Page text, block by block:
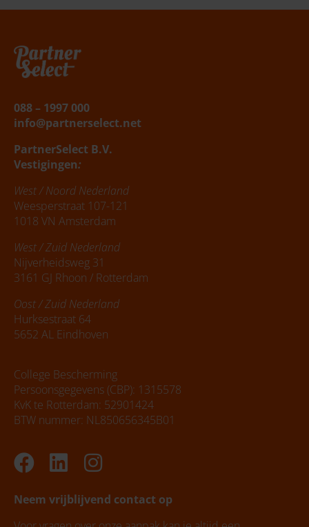
088 – 1997 000
info@partnerselect.net
PartnerSelect B.V.
Vestigingen:
West / Noord Nederland
Weesperstraat 107-121
1018 VN Amsterdam
West / Zuid Nederland
Nijverheidsweg 31
3161 GJ Rhoon / Rotterdam
Oost / Zuid Nederland
Hurksestraat 64
5652 AL Eindhoven
College Bescherming
Persoonsgegevens (CBP): 1315578
KvK te Rotterdam: 52901424
BTW nummer: NL850656345B01
Facebook
LinkedinInstagram
Neem vrijblijvend contact op